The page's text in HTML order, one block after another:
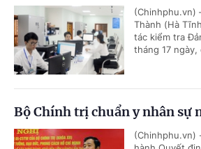
(Chinhphu.vn)
Thành (Hà
tác kiểm tra
tháng 17
Bộ Chính trị chuẩn y nhân sự
(Chinhphu.vn)